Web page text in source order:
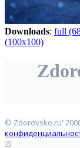
Downloads: full
(100x100)
© Zdorovsko.ru'